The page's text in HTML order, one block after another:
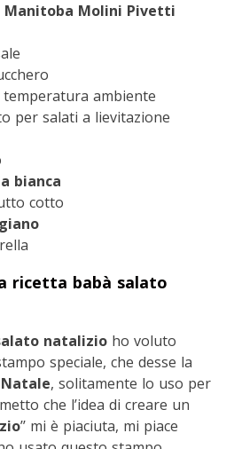
Molini Pivetti
ambiente
per salati a lievitazione
bianca
cotto
ricetta babà salato
natalizio ho voluto
speciale, che desse la
Natale, solitamente lo uso per
che l’idea di creare un
’’ mi è piaciuta, mi piace